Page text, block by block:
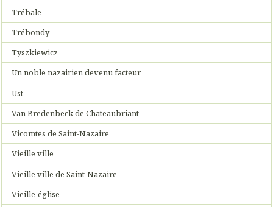
Trébale
Trébondy
Tyszkiewicz
Un noble nazairien devenu facteur
Ust
Van Bredenbeck de Chateaubriant
Vicomtes de Saint-Nazaire
Vieille ville
Vieille ville de Saint-Nazaire
Vieille-église